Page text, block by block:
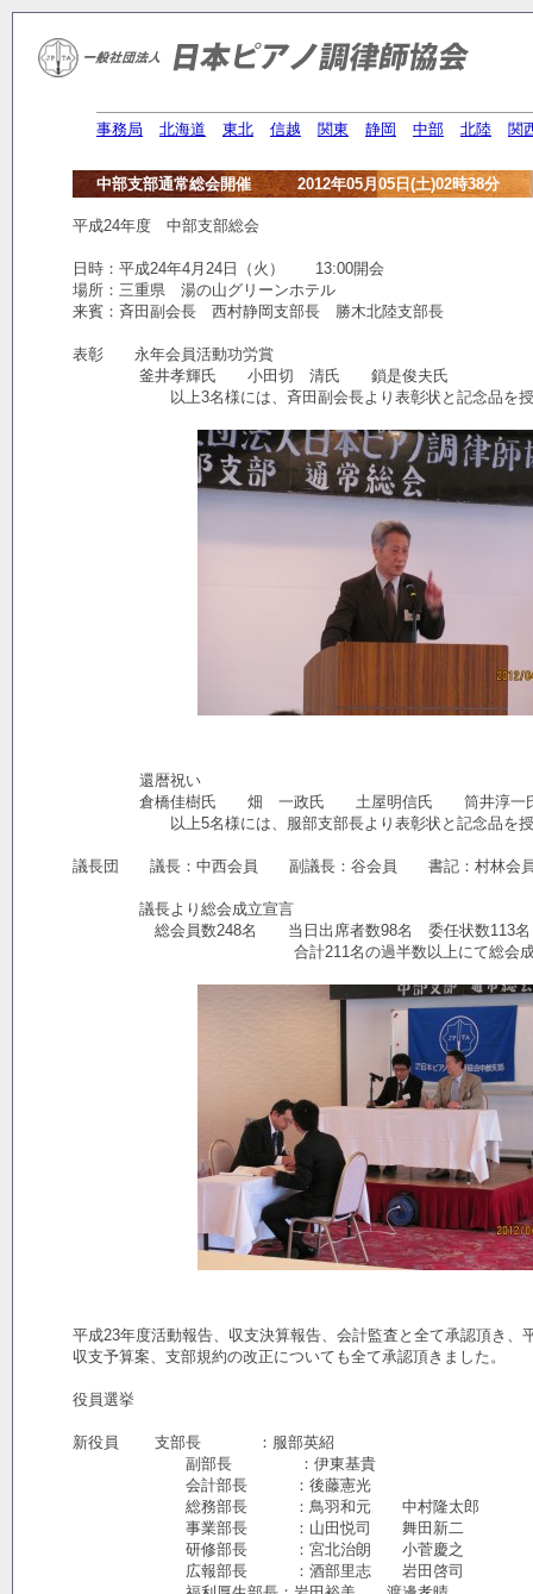
事務局 北海道 東北 信越 関東 静岡 中部 北陸 関
中部支部通常総会開催 2012年05月05日(土)02時38分
平成24年度 中部支部総会
日時：平成24年4月24日（火） 13:00開会
場所：三重県 湯の山グリーンホテル
来賓：斉田副会長 西村静岡支部長 勝木北陸支部長
表彰 永年会員活動功労賞
釜井孝輝氏 小田切 清氏 鎖是俊夫氏
以上3名様には、斉田副会長より表彰状と記念品を授
還暦祝い
倉橋佳樹氏 畑 一政氏 土屋明信氏 筒井淳一
以上5名様には、服部支部長より表彰状と記念品を授
議長団 議長：中西会員 副議長：谷会員 書記：村林会員
議長より総会成立宣言
総会員数248名 当日出席者数98名 委任状数113名
合計211名の過半数以上にて総会成
平成23年度活動報告、収支決算報告、会計監査と全て承認頂き、
収支予算案、支部規約の改正についても全て承認頂きました。
役員選挙
新役員 支部長 ：服部英紹
副部長 ：伊東基貴
会計部長 ：後藤憲光
総務部長 ：鳥羽和元 中村隆太郎
事業部長 ：山田悦司 舞田新二
研修部長 ：宮北治朗 小菅慶之
広報部長 ：酒部里志 岩田啓司